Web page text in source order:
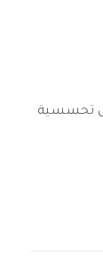
أعراض تحسسية